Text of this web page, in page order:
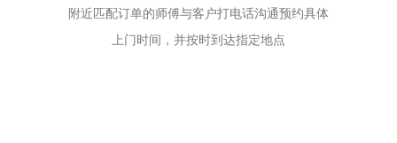
附近匹配订单的师傅与客户打电话沟通预约具体
上门时间，并按时到达指定地点